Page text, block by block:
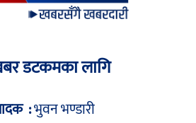
डटकमका लागि
:भुवन भण्डारी